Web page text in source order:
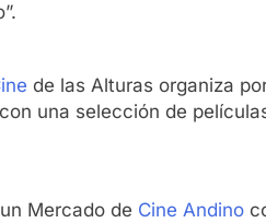
de las Alturas organiza
una selección de
Mercado de Cine Andino